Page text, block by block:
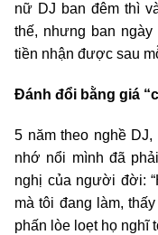
nữ DJ ban đêm thì
thế, nhưng ban
tiền nhận được sau
Đánh đổi bằng giá
5 năm theo nghề
nhớ nổi mình đã
nghị của người đời:
mà tôi đang làm,
phấn lòe loẹt họ nghĩ